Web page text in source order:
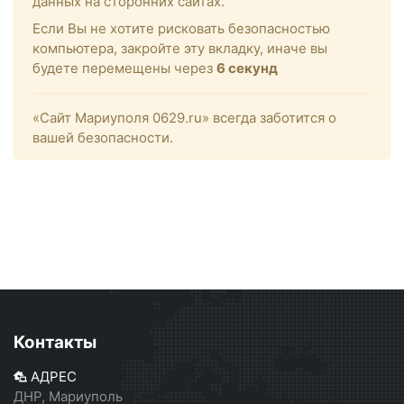
Если Вы не хотите рисковать безопасностью
компьютера, закройте эту вкладку, иначе вы
будете перемещены через 6 секунд
«Сайт Мариуполя 0629.ru» всегда заботится о
вашей безопасности.
Контакты
АДРЕС
ДНР, Мариуполь